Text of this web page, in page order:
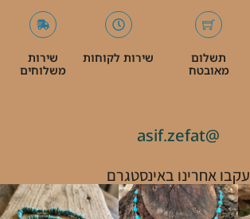
תשלום
מאובטח
שירות לקוחות
שירות
משלוחים
@asif.zefat
עקבו אחרינו באינסטגרם